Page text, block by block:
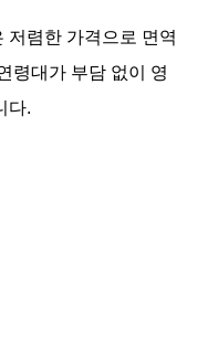
저렴한 가격으로 면역
령대가 부담 없이 영
다.